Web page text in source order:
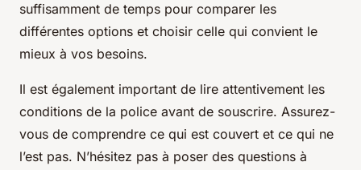
suffisamment de temps pour comparer les
différentes options et choisir celle qui convient le
mieux à vos besoins.
Il est également important de lire attentivement les
conditions de la police avant de souscrire. Assurez-
vous de comprendre ce qui est couvert et ce qui ne
l’est pas. N’hésitez pas à poser des questions à